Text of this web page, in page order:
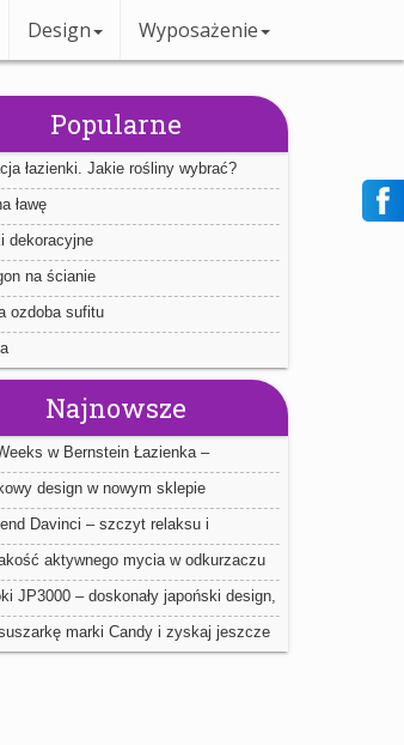
Design Wyposażenie
Popularne
łazienki. Jakie rośliny wybrać?
ławę
dekoracyjne
na ścianie
ozdoba sufitu
Najnowsze
w Bernstein Łazienka –
wyprzedaż roku!
design w nowym sklepie
Bernstein
Davinci – szczyt relaksu i
designu 0
aktywnego mycia w odkurzaczu
JP3000 – doskonały japoński design,
powiew świeżości we wnętrzu Twojego
marki Candy i zyskaj jeszcze